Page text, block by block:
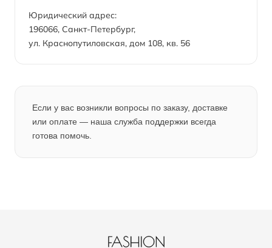
Юридический адрес:
196066, Санкт-Петербург,
ул. Краснопутиловская, дом 108, кв. 56
Если у вас возникли вопросы по заказу, доставке
или оплате — наша служба поддержки всегда
готова помочь.